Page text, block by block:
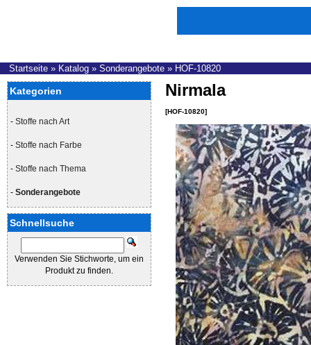
Startseite » Katalog » Sonderangebote » HOF-10820
Kategorien
- Stoffe nach Art
- Stoffe nach Farbe
- Stoffe nach Thema
- Sonderangebote
Schnellsuche
Verwenden Sie Stichworte, um ein
Produkt zu finden.
Nirmala
[HOF-10820]